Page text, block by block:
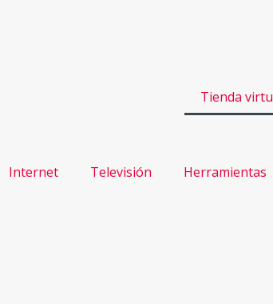
Tienda
Internet Televisión Herramientas